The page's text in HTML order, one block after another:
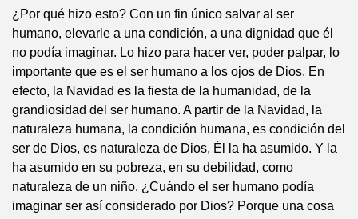
¿Por qué hizo esto? Con un fin único salvar al ser
humano, elevarle a una condición, a una dignidad que él
no podía imaginar. Lo hizo para hacer ver, poder palpar, lo
importante que es el ser humano a los ojos de Dios. En
efecto, la Navidad es la fiesta de la humanidad, de la
grandiosidad del ser humano. A partir de la Navidad, la
naturaleza humana, la condición humana, es condición del
ser de Dios, es naturaleza de Dios, Él la ha asumido. Y la
ha asumido en su pobreza, en su debilidad, como
naturaleza de un niño. ¿Cuándo el ser humano podía
imaginar ser así considerado por Dios? Porque una cosa